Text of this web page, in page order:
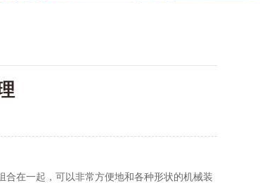
在一起，可以非常方便地和各种形状的机械装